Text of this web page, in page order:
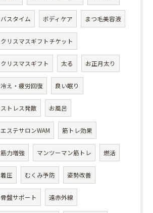
バスタイム ボディケア まつ毛美容液
クリスマスギフトチケット
クリスマスギフト 太る お正月太り
冷え・疲労回復 良い眠り
ストレス発散 お風呂
エステサロンWAM 筋トレ効果
筋力増強 マンツーマン筋トレ 燃活
着圧 むくみ予防 姿勢改善
骨盤サポート 遠赤外線